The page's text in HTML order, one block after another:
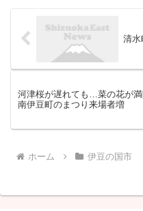
刊となる５冊目の史料集 ...
清水
河津桜が遅れても…菜の花が満
南伊豆町のまつり来場者増
ホーム 伊豆の国市